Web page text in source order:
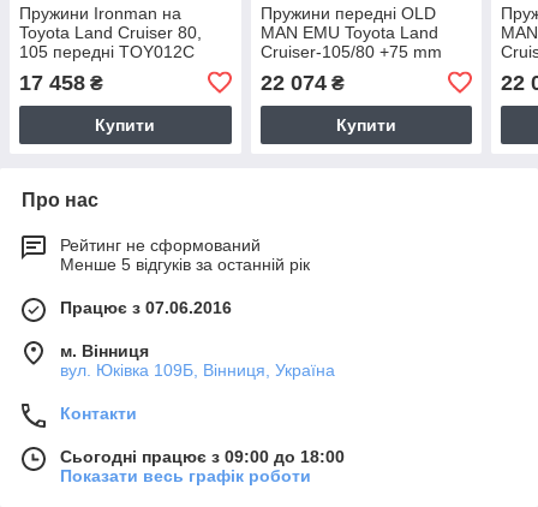
Пружини Ironman на
Toyota Land Cruiser 80,
105 передні TOY012C
17 458 ₴
Купити
Пружини передні OLD
MAN EMU Toyota Land
Cruiser-105/80 +75 mm
22 074₴
Купити
22
Про нас
Рейтинг не сформований
Менше 5 відгуків за останній рік
Працює з 07.06.2016
м. Вінниця
вул. Юківка 109Б, Вінниця, Україна
Контакти
Сьогодні працює з 09:00 до 18:00
Показати весь графік роботи